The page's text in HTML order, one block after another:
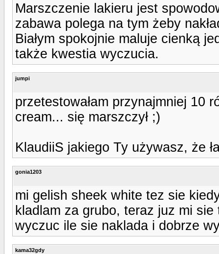
Marszczenie lakieru jest
zabawa polega na tym żeby
Białym spokojnie maluje cienką
także kwestia wyczucia.
jumpi
przetestowałam przynajmniej 10
cream... się marszczył ;)
KlaudiiS jakiego Ty używasz, że
gonia1203
mi gelish sheek white tez sie
kladlam za grubo, teraz juz mi
wyczuc ile sie naklada i dobrze
kama32gdy